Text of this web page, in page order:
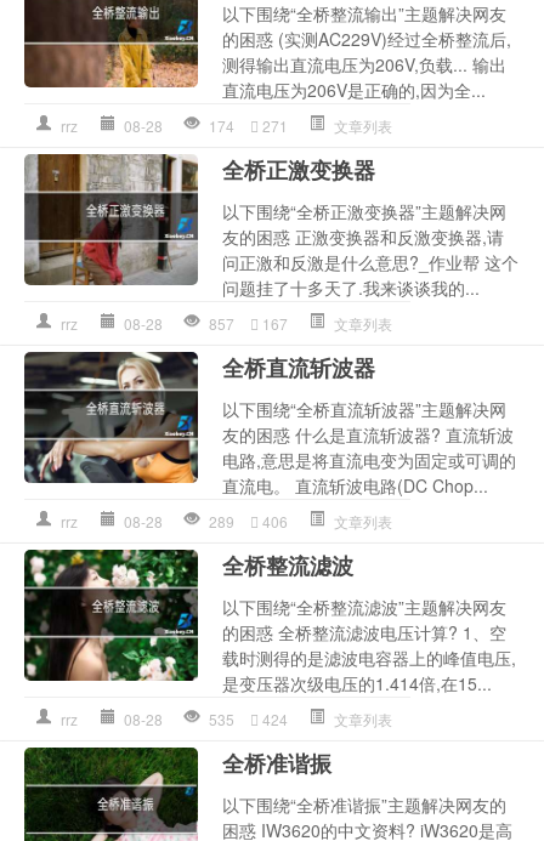
以下围绕“全桥整流输出”主题解决网友
的困惑 (实测AC229V)经过全桥整流后,
测得输出直流电压为206V,负载... 输出
直流电压为206V是正确的,因为全...
rrz 08-28 174 271 文章列表
全桥正激变换器
以下围绕“全桥正激变换器”主题解决网
友的困惑 正激变换器和反激变换器,请
问正激和反激是什么意思?_作业帮 这个
问题挂了十多天了.我来谈谈我的...
rrz 08-28 857 167 文章列表
全桥直流斩波器
以下围绕“全桥直流斩波器”主题解决网
友的困惑 什么是直流斩波器? 直流斩波
电路,意思是将直流电变为固定或可调的
直流电。 直流斩波电路(DC Chop...
rrz 08-28 289 406 文章列表
全桥整流滤波
以下围绕“全桥整流滤波”主题解决网友
的困惑 全桥整流滤波电压计算? 1、空
载时测得的是滤波电容器上的峰值电压,
是变压器次级电压的1.414倍,在15...
rrz 08-28 535 424 文章列表
全桥准谐振
以下围绕“全桥准谐振”主题解决网友的
困惑 IW3620的中文资料? iW3620是高